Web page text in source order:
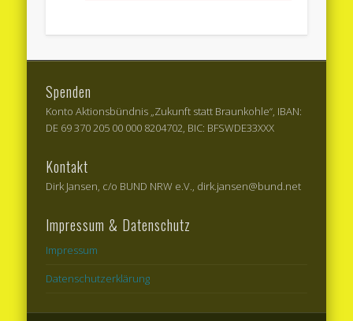
Spenden
Konto Aktionsbündnis „Zukunft statt Braunkohle“, IBAN:
DE 69 370 205 00 000 8204702, BIC: BFSWDE33XXX
Kontakt
Dirk Jansen, c/o BUND NRW e.V., dirk.jansen@bund.net
Impressum & Datenschutz
Impressum
Datenschutzerklärung